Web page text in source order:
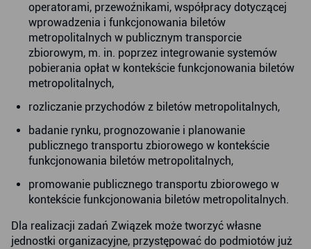
operatorami, przewoźnikami, współpracy dotyczącej
wprowadzenia i funkcjonowania biletów
metropolitalnych w publicznym transporcie
zbiorowym, m. in. poprzez integrowanie systemów
pobierania opłat w kontekście funkcjonowania biletów
metropolitalnych,
rozliczanie przychodów z biletów metropolitalnych,
badanie rynku, prognozowanie i planowanie
publicznego transportu zbiorowego w kontekście
funkcjonowania biletów metropolitalnych,
promowanie publicznego transportu zbiorowego w
kontekście funkcjonowania biletów metropolitalnych.
Dla realizacji zadań Związek może tworzyć własne
jednostki organizacyjne, przystępować do podmiotów już